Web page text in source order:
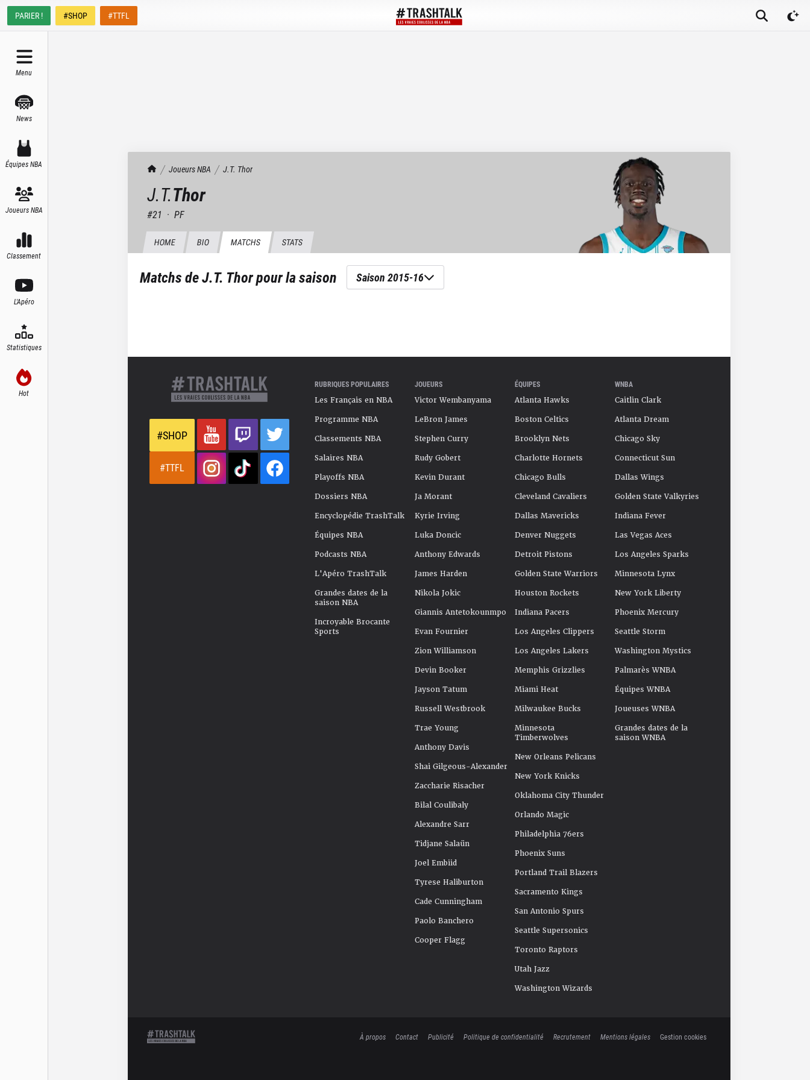
PARIER ! #SHOP #TTFL
Menu
News
Équipes NBA
Joueurs NBA
Classement
L'Apéro
Statistiques
Hot
TrashTalk Actu NBA
Joueurs NBA J.T. Thor
J.T.Thor
#21 · PF
HOME BIO MATCHS STATS
Matchs deJ.T. Thorpour la saison Saison 2015-16
#SHOP
#TTFL
RUBRIQUES POPULAIRES
Les Français en NBA
Programme NBA
Classements NBA
Salaires NBA
Playoffs NBA
Dossiers NBA
Encyclopédie TrashTalk
Équipes NBA
Podcasts NBA
L'Apéro TrashTalk
Grandes dates de la
saison NBA
Incroyable Brocante
Sports
JOUEURS
Victor Wembanyama
LeBron James
Stephen Curry
Rudy Gobert
Kevin Durant
Ja Morant
Kyrie Irving
Luka Doncic
Anthony Edwards
James Harden
Nikola Jokic
Giannis Antetokounmpo
Evan Fournier
Zion Williamson
Devin Booker
Jayson Tatum
Russell Westbrook
Trae Young
Anthony Davis
Shai Gilgeous-Alexander
Zaccharie Risacher
Bilal Coulibaly
Alexandre Sarr
Tidjane Salaün
Joel Embiid
Tyrese Haliburton
Cade Cunningham
Paolo Banchero
Cooper Flagg
ÉQUIPES
Atlanta Hawks
Boston Celtics
Brooklyn Nets
Charlotte Hornets
Chicago Bulls
Cleveland Cavaliers
Dallas Mavericks
Denver Nuggets
Detroit Pistons
Golden State Warriors
Houston Rockets
Indiana Pacers
Los Angeles Clippers
Los Angeles Lakers
Memphis Grizzlies
Miami Heat
Milwaukee Bucks
Minnesota
Timberwolves
New Orleans Pelicans
New York Knicks
Oklahoma City Thunder
Orlando Magic
Philadelphia 76ers
Phoenix Suns
Portland Trail Blazers
Sacramento Kings
San Antonio Spurs
Seattle Supersonics
Toronto Raptors
Utah Jazz
Washington Wizards
WNBA
Caitlin Clark
Atlanta Dream
Chicago Sky
Connecticut Sun
Dallas Wings
Golden State Valkyries
Indiana Fever
Las Vegas Aces
Los Angeles Sparks
Minnesota Lynx
New York Liberty
Phoenix Mercury
Seattle Storm
Washington Mystics
Palmarès WNBA
Équipes WNBA
Joueuses WNBA
Grandes dates de la
saison WNBA
À propos Contact Publicité Politique de confidentialité Recrutement Mentions légales Gestion cookies